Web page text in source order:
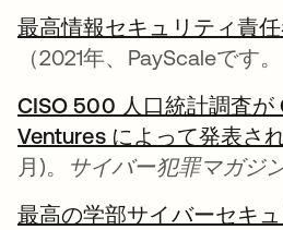
最高情報セキュリティ責
（2021年、PayScaleです。
CISO 500 人口統計調査
Ventures によって発表さ
月)。
サイバー犯罪マガジ
最高の学部サイバーセキ